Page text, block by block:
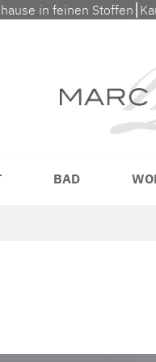
in feinen
BAD